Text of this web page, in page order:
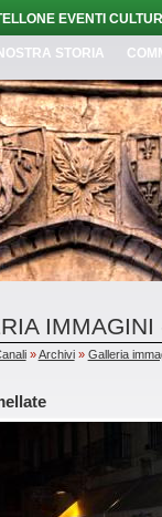
EVENTI
STORIA
»Archivi» Galleria